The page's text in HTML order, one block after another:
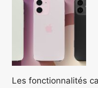
Les fonctionnalités